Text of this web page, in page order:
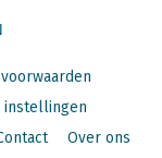
instellingen
Over ons